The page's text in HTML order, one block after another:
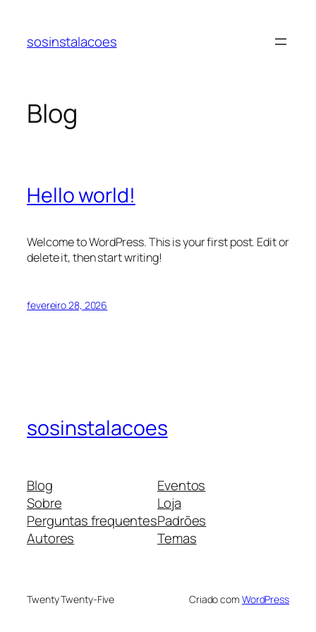
sosinstalacoes
Blog
Hello world!
Welcome to WordPress. This is your first post. Edit or
delete it, then start writing!
fevereiro 28, 2026
sosinstalacoes
Blog
Sobre
Perguntas frequentes
Autores
Eventos
Loja
Padrões
Temas
Twenty Twenty-Five Criado com WordPress